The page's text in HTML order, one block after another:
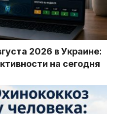
2026 в Украине:
на сегодня